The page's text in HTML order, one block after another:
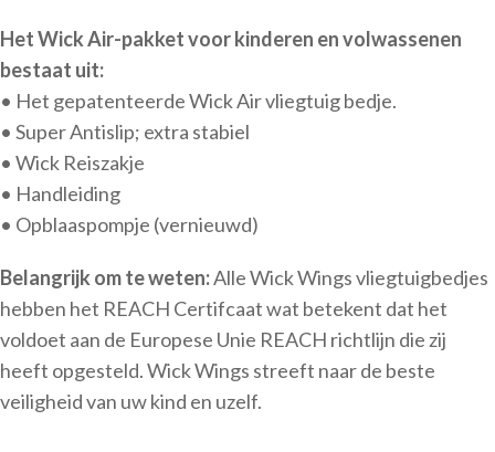
Het Wick Air-pakket voor kinderen en volwassenen
bestaat uit:
• Het gepatenteerde Wick Air vliegtuig bedje.
• Super Antislip; extra stabiel
• Wick Reiszakje
• Handleiding
• Opblaaspompje (vernieuwd)
Belangrijk om te weten:Alle Wick Wings vliegtuigbedjes
hebben het REACH Certifcaat wat betekent dat het
voldoet aan de Europese Unie REACH richtlijn die zij
heeft opgesteld. Wick Wings streeft naar de beste
veiligheid van uw kind en uzelf.